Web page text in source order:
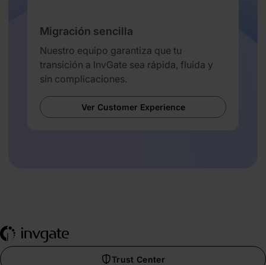
Migración sencilla
Nuestro equipo garantiza que tu
transición a InvGate sea rápida, fluida y
sin complicaciones.
Ver Customer Experience
Trust Center